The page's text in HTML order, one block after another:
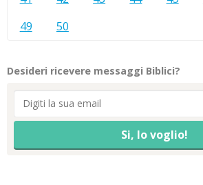
49
50
Desideri ricevere messaggi Biblici?